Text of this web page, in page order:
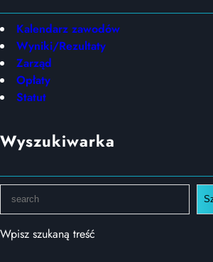
Kalendarz zawodów
Wyniki/Rezultaty
Zarząd
Opłaty
Statut
Wyszukiwarka
a
r
Wpisz szukaną treść